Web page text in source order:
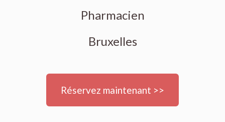
Pharmacien
Bruxelles
Réservez maintenant >>